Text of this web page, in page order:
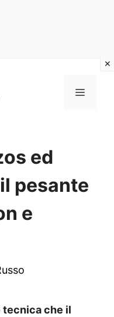
MENU
ed
pesante
e
tecnica che il